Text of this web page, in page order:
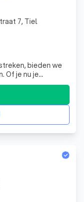
bieden we
Of je nu je
scooterrijbewijs
ons
waarbij we je op
7, Tiel